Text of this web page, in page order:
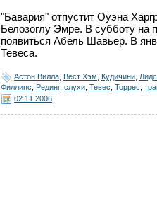
"Бавария" отпустит Оуэна
Белозоглу Эмре. В субботу на
появиться Абель Шавьер. В
Тевеса.
Астон Вилла Вест Хэм Кудичини Лидс
Филлипс
Рединг, слухи Тевес Торрес
02.11.2006